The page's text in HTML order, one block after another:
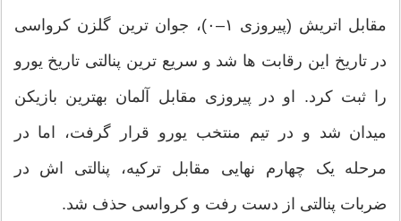
مقابل اتریش (پیروزی ۱–۰)، جوان ترین گلزن کرواسی
در تاریخ این رقابت ها شد و سریع ترین پنالتی تاریخ یورو
را ثبت کرد. او در پیروزی مقابل آلمان بهترین بازیکن
میدان شد و در تیم منتخب یورو قرار گرفت، اما در
مرحله یک چهارم نهایی مقابل ترکیه، پنالتی اش در
ضربات پنالتی از دست رفت و کرواسی حذف شد.